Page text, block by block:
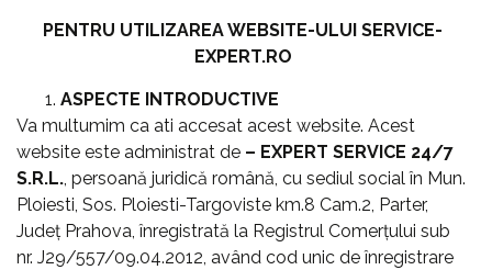
PENTRU UTILIZAREA WEBSITE-ULUISERVICE-
EXPERT.RO
ASPECTE INTRODUCTIVE
Va multumim ca ati accesat acest website. Acest
website este administrat de – EXPERT SERVICE 24/7
S.R.L. , persoană juridică română, cu sediul social în Mun.
Ploiesti, Sos. Ploiesti-Targoviste km.8 Cam.2, Parter,
Județ Prahova, înregistrată la Registrul Comerțului sub
nr. J29/557/09.04.2012, având cod unic de înregistrare